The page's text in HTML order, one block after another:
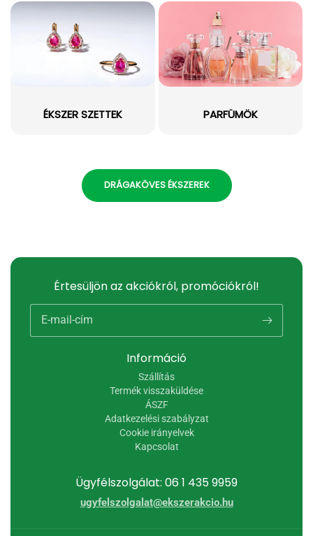
ÉKSZER SZETTEK PARFÜMÖK
DRÁGAKÖVES ÉKSZEREK
Ügyfélszolgálat: 06 1 435 9959
ugyfelszolgalat@ekszerakcio.hu
Információ
Szállítás
Termék visszaküldése
ÁSZF
Adatkezelési szabályzat
Cookie irányelvek
Kapcsolat
Értesüljön az akciókról, promóciókról!
E-mail-cím